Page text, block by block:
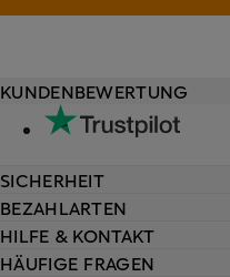
HILFE & KONTAKT
HÄUFIGE FRAGEN
KUNDENBEWERTUNG
SICHERHEIT
BEZAHLARTEN